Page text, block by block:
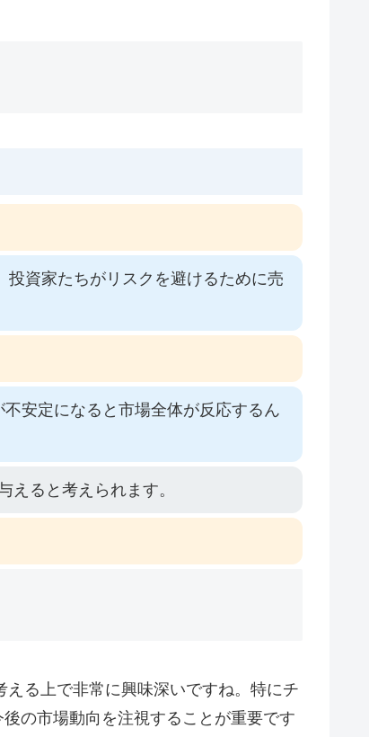
資家たちがリスクを避けるために売
安定になると市場全体が反応するん
ると考えられます。
る上で非常に興味深いですね。特にチ
の市場動向を注視することが重要です